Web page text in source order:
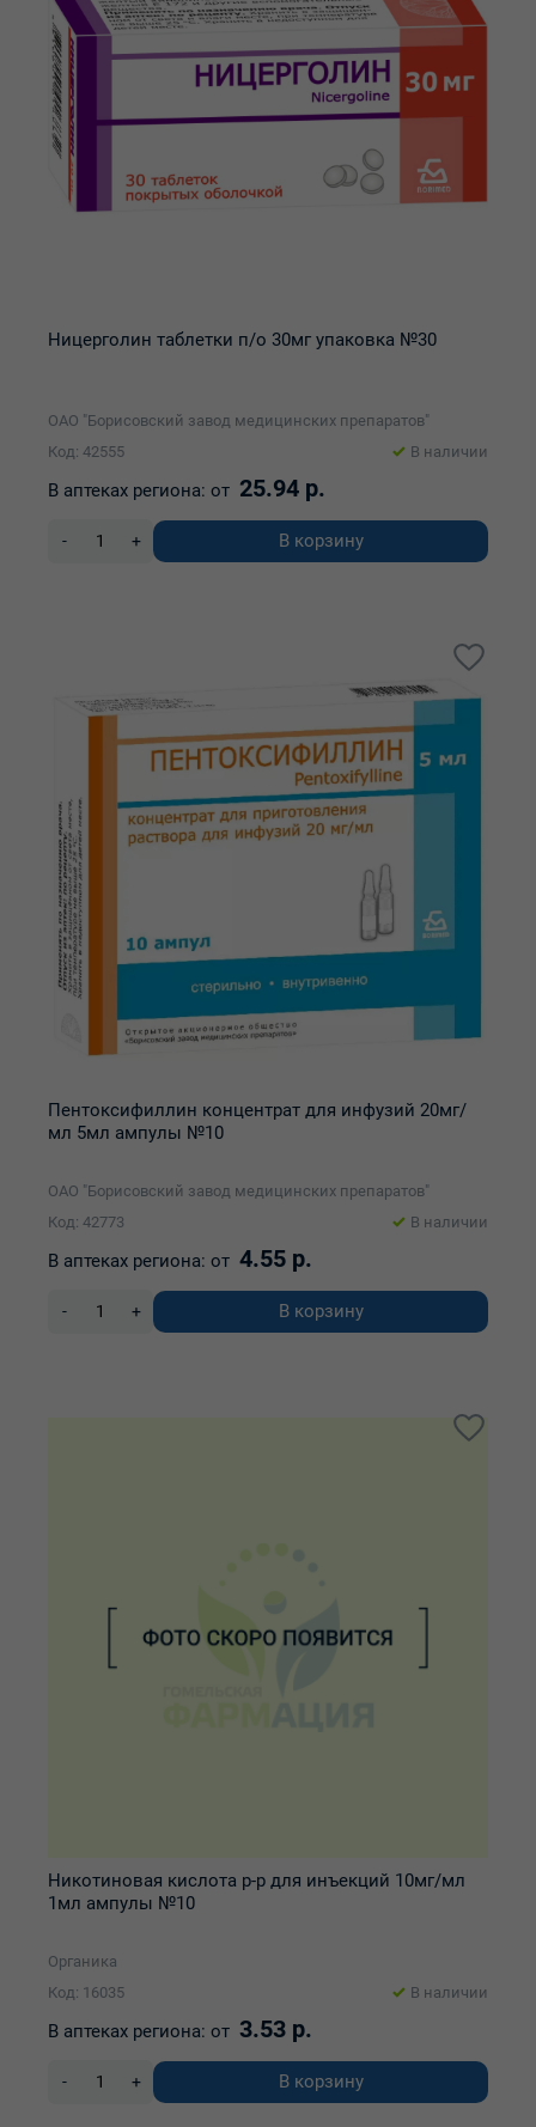
Ницерголин таблетки п/о 30мг упаковка №30
ОАО "Борисовский завод медицинских препаратов"
Код: 42555
В наличии
В аптеках региона: от 25.94 р.
- + В корзину
Пентоксифиллин концентрат для инфузий 20мг/
мл 5мл ампулы №10
ОАО "Борисовский завод медицинских препаратов"
Код: 42773
В наличии
В аптеках региона: от 4.55 р.
- + В корзину
Никотиновая кислота р-р для инъекций 10мг/мл
1мл ампулы №10
Органика
Код: 16035
В наличии
В аптеках региона: от 3.53 р.
- + В корзину